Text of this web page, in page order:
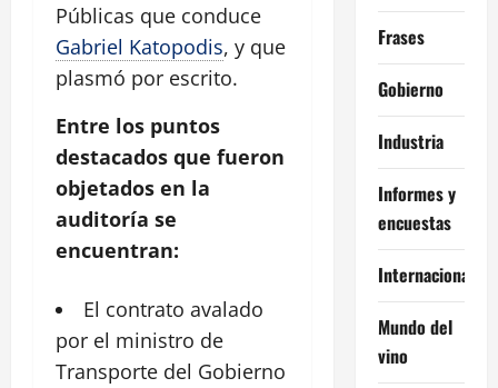
Públicas que conduce
Gabriel Katopodis, y que
plasmó por escrito.
Entre los puntos
destacados que fueron
objetados en la
auditoría se
encuentran:
El contrato avalado
por el ministro de
Transporte del Gobierno
Frases
Gobierno
Industria
Informes y
encuestas
Internacional
Mundo del
vino